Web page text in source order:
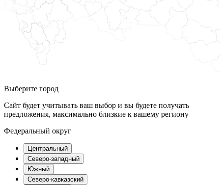
Выберите город
Сайт будет учитывать ваш выбор и вы будете получать
предложения, максимально близкие к вашему региону
Федеральный округ
Центральный
Северо-западный
Южный
Северо-кавказский